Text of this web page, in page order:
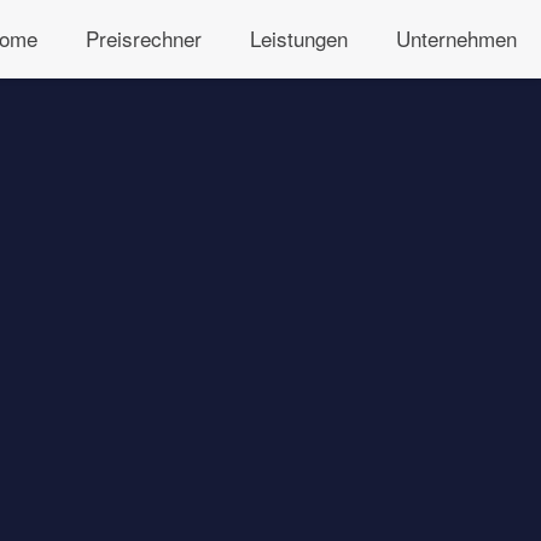
Preisrechner Leistungen Unternehmen